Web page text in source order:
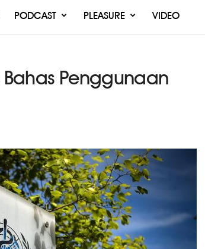
PODCAST PLEASURE VIDEO
Bahas Penggunaan